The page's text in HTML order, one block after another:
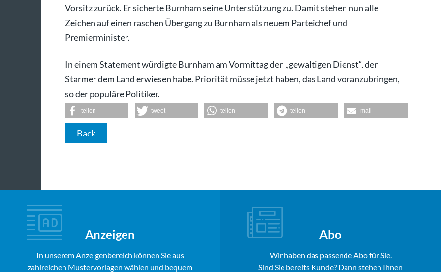
Vorsitz zurück. Er sicherte Burnham seine Unterstützung zu. Damit stehen nun alle
Zeichen auf einen raschen Übergang zu Burnham als neuem Parteichef und
Premierminister.
In einem Statement würdigte Burnham am Vormittag den „gewaltigen Dienst“, den
Starmer dem Land erwiesen habe. Priorität müsse jetzt haben, das Land voranzubringen,
so der populäre Politiker.
teilen tweet teilen teilen mail
Back
Anzeigen
In unserem Anzeigenbereich können Sie aus
zahlreichen Mustervorlagen wählen und bequem
Abo
Wir haben das passende Abo für Sie.
Sind Sie bereits Kunde? Dann stehen Ihnen